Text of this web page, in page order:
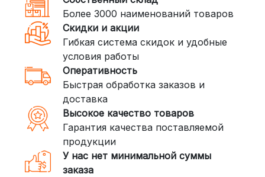
DPD: Международная служба
доставки, которая работает и
внутри России. Сроки — от 2 дней,
стоимость — от 400 рублей
3. Доставка крупногабаритных грузов
(ПЭК, КИТ, Байкал Сервис)
Если ваш заказ включает большие или
тяжелые товары, мы рекомендуем
воспользоваться услугами компаний,
специализирующихся на доставке
грузов:
Более 3000 наименований товаров
Скидки и акции
Гибкая система скидок и удобные
условия работы
Оперативность
Быстрая обработка заказов и
доставка
Высокое качество товаров
Гарантия качества поставляемой
продукции
У нас нет минимальной суммы
заказа